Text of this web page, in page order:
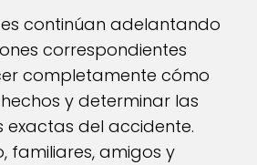
continúan adelantando
correspondientes
completamente cómo
y determinar las
exactas del accidente.
familiares, amigos y